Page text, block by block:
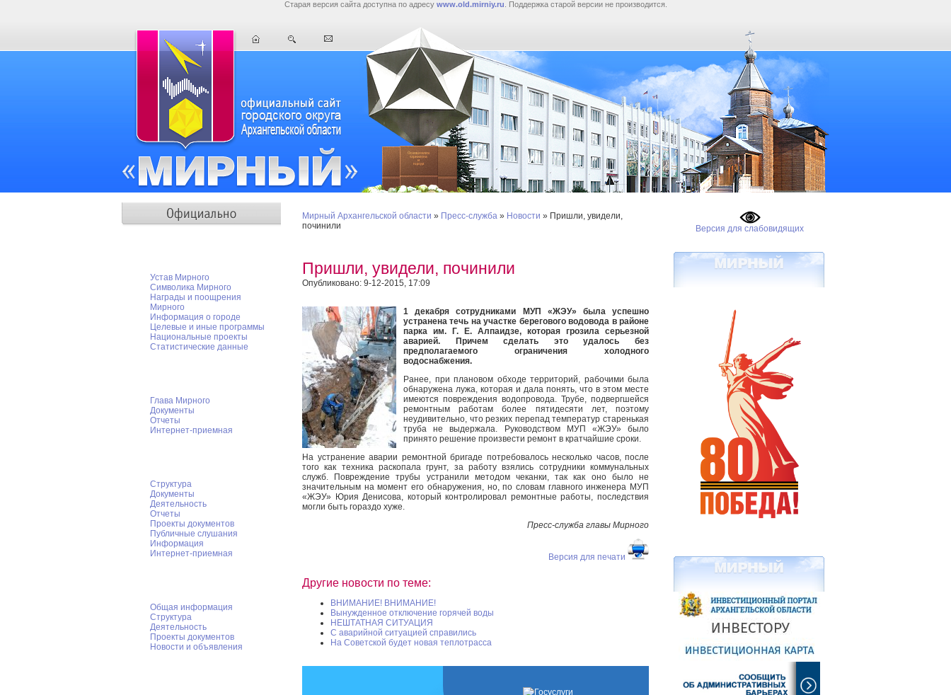
Старая версия сайта доступна по адресу www.old.mirniy.ru . Поддержка старой версии не производится.
Устав Мирного
Символика Мирного
Награды и поощрения
Мирного
Информация о городе
Целевые и иные программы
Национальные проекты
Статистические данные
Глава Мирного
Документы
Отчеты
Интернет-приемная
Структура
Документы
Деятельность
Отчеты
Проекты документов
Публичные слушания
Информация
Интернет-приемная
Общая информация
Структура
Деятельность
Проекты документов
Новости и объявления
Мирный Архангельской области » Пресс-служба » Новости » Пришли, увидели,
починили
Пришли, увидели, починили
Опубликовано: 9-12-2015, 17:09
1 декабря сотрудниками МУП «ЖЭУ» была успешно
устранена течь на участке берегового водовода в районе
парка им. Г. Е. Алпаидзе, которая грозила серьезной
аварией. Причем сделать это удалось без
предполагаемого ограничения холодного
водоснабжения.
Ранее, при плановом обходе территорий, рабочими была
обнаружена лужа, которая и дала понять, что в этом месте
имеются повреждения водопровода. Трубе, подвергшейся
ремонтным работам более пятидесяти лет, поэтому
неудивительно, что резких перепад температур старенькая
труба не выдержала. Руководством МУП «ЖЭУ» было
принято решение произвести ремонт в кратчайшие сроки.
На устранение аварии ремонтной бригаде потребовалось несколько часов, после
того как техника раскопала грунт, за работу взялись сотрудники коммунальных
служб. Повреждение трубы устранили методом чеканки, так как оно было не
значительным на момент его обнаружения, но, по словам главного инженера МУП
«ЖЭУ» Юрия Денисова, который контролировал ремонтные работы, последствия
могли быть гораздо хуже.
Пресс-служба главы Мирного
Версия для печати
Другие новости по теме:
ВНИМАНИЕ! ВНИМАНИЕ!
Вынужденное отключение горячей воды
НЕШТАТНАЯ СИТУАЦИЯ
С аварийной ситуацией справились
На Советской будет новая теплотрасса
Версия для слабовидящих